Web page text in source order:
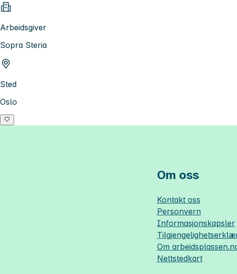
Arbeidsgiver
Sopra Steria
Sted
Oslo
Om oss
Kontakt oss
Personvern
Informasjonskapsler
Om
Nettstedkart